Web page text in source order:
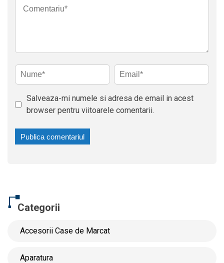
Salveaza-mi numele si adresa de email in acest
browser pentru viitoarele comentarii.
Categorii
Accesorii Case de Marcat
Aparatura